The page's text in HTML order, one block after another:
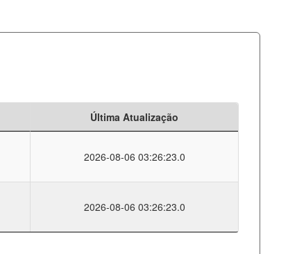
Última Atualização
2026-08-06 03:26:23.0
2026-08-06 03:26:23.0